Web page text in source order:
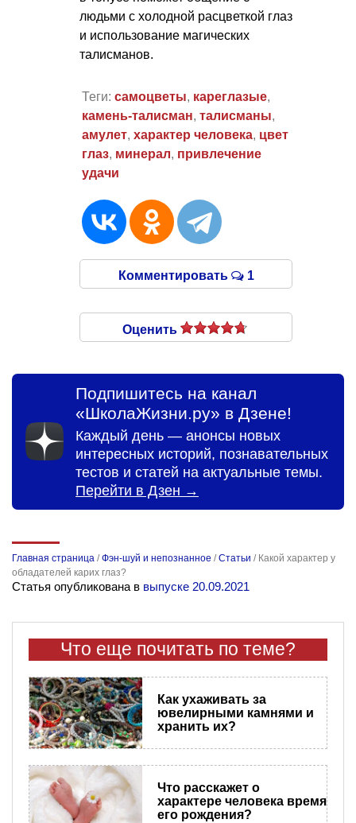
людьми с холодной расцветкой глаз
и использование магических
талисманов.
Теги: самоцветы, кареглазые,
камень-талисман, талисманы,
амулет, характер человека, цвет
глаз, минерал, привлечение
удачи
Комментировать 1
Оценить
Подпишитесь на канал
«ШколаЖизни.ру» в Дзене!
Каждый день — анонсы новых
интересных историй, познавательных
тестов и статей на актуальные темы.
Перейти в Дзен →
Главная страница /Фэн-шуй и непознанное /Статьи / Какой характер у
обладателей карих глаз?
Статья опубликована в выпуске 20.09.2021
Что еще почитать по теме?
Как ухаживать за
ювелирными камнями и
хранить их?
Что расскажет о
характере человека время
его рождения?